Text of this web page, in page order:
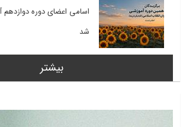
اسامی اعضای دوره دوازدهم
شد
بیشتر